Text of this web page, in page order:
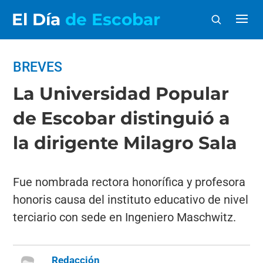
El Día de Escobar
BREVES
La Universidad Popular
de Escobar distinguió a
la dirigente Milagro Sala
Fue nombrada rectora honorífica y profesora
honoris causa del instituto educativo de nivel
terciario con sede en Ingeniero Maschwitz.
Redacción